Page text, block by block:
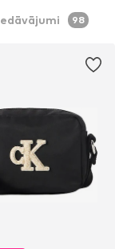
98